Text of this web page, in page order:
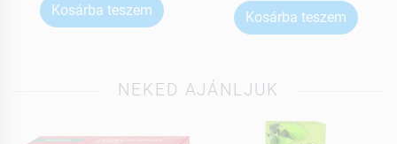
Kosárba teszem Kosárba teszem
NEKED AJÁNLJUK